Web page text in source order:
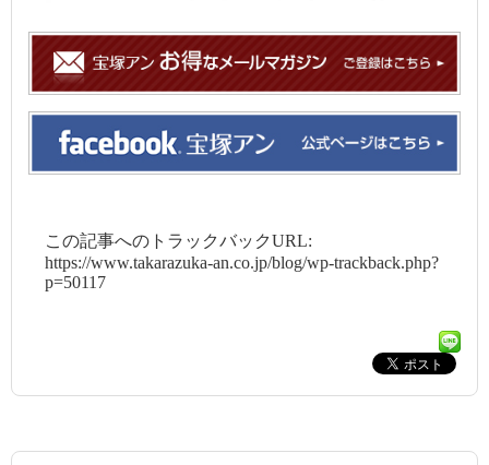
この記事へのトラックバックURL:
https://www.takarazuka-an.co.jp/blog/wp-trackback.php?
p=50117